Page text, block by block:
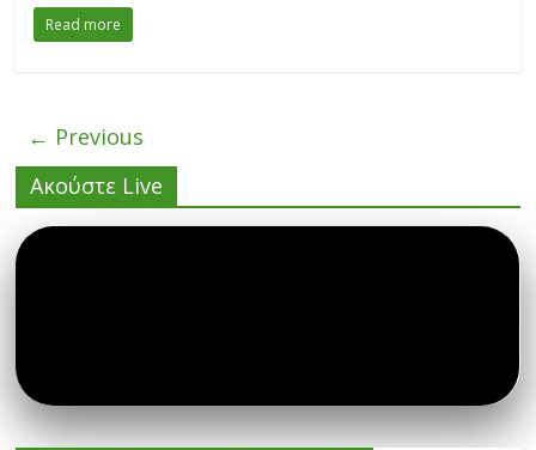
Read more
← Previous
Ακούστε Live